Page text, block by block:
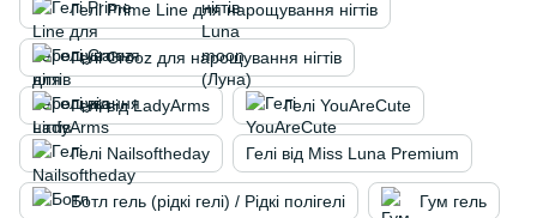
Гелі Prime Line для нарощування нігтів
Гелі Crooz для нарощування нігтів
Гелі від LadyArms Гелі YouAreCute
Гелі Nailsoftheday Гелі від Miss Luna Premium
Ботл гель (рідкі гелі) / Рідкі полігелі Гум гель